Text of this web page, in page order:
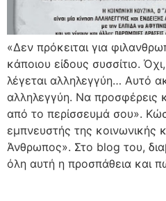
«Δεν πρόκειται για
κάποιου είδους συσσίτιο.
λέγεται αλληλεγγύη… Αυτό
αλληλεγγύη. Να προσφέρεις
από το περίσσευμά σου».
εμπνευστής της κοινωνικής
Άνθρωπος». Στο blog του,
όλη αυτή η προσπάθεια και